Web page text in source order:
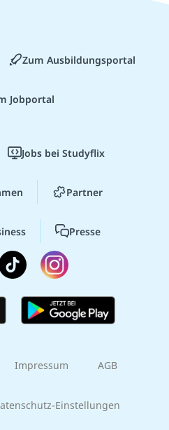
Zum Ausbildungsportal
Jobportal
Jobs bei Studyflix
Partner
Presse
Impressum AGB
Einstellungen